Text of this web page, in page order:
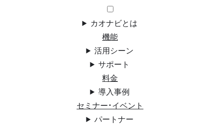
カオナビとは
機能
活用シーン
サポート
料金
導入事例
セミナー・イベント
パートナー